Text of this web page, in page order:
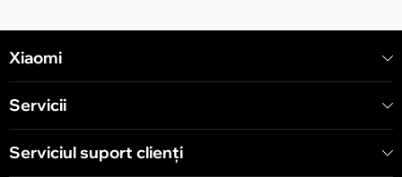
Xiaomi
Servicii
Serviciul suport clienţi